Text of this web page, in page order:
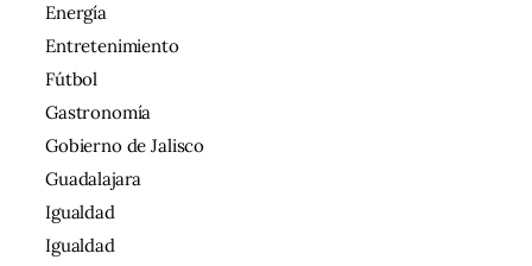
Energía
Entretenimiento
Fútbol
Gastronomía
Gobierno de Jalisco
Guadalajara
Igualdad
Igualdad